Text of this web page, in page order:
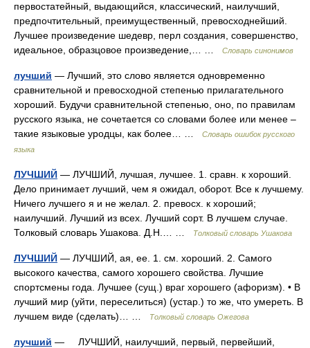
первостатейный, выдающийся, классический, наилучший,
предпочтительный, преимущественный, превосходнейший.
Лучшее произведение шедевр, перл создания, совершенство,
идеальное, образцовое произведение,… …
Словарь синонимов
лучший — Лучший, это слово является одновременно
сравнительной и превосходной степенью прилагательного
хороший. Будучи сравнительной степенью, оно, по правилам
русского языка, не сочетается со словами более или менее –
такие языковые уродцы, как более… …
Словарь ошибок русского
языка
ЛУЧШИЙ — ЛУЧШИЙ, лучшая, лучшее. 1. сравн. к хороший.
Дело принимает лучший, чем я ожидал, оборот. Все к лучшему.
Ничего лучшего я и не желал. 2. превосх. к хороший;
наилучший. Лучший из всех. Лучший сорт. В лучшем случае.
Толковый словарь Ушакова. Д.Н.… …
Толковый словарь Ушакова
ЛУЧШИЙ — ЛУЧШИЙ, ая, ее. 1. см. хороший. 2. Самого
высокого качества, самого хорошего свойства. Лучшие
спортсмены года. Лучшее (сущ.) враг хорошего (афоризм). • В
лучший мир (уйти, переселиться) (устар.) то же, что умереть. В
лучшем виде (сделать)… …
Толковый словарь Ожегова
лучший — ЛУЧШИЙ, наилучший, первый, первейший,